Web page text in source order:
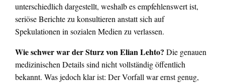
unterschiedlich dargestellt, weshalb es empfehlenswert ist,
seriöse Berichte zu konsultieren anstatt sich auf
Spekulationen in sozialen Medien zu verlassen.
Wie schwer war der Sturz von Elian Lehto? Die genauen
medizinischen Details sind nicht vollständig öffentlich
bekannt. Was jedoch klar ist: Der Vorfall war ernst genug,